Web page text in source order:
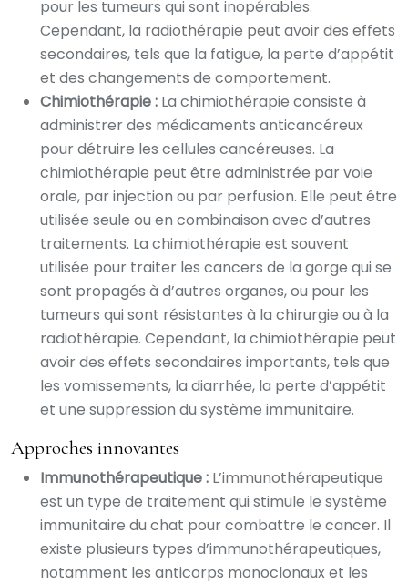
pour les tumeurs qui sont inopérables.
Cependant, la radiothérapie peut avoir des effets
secondaires, tels que la fatigue, la perte d’appétit
et des changements de comportement.
Chimiothérapie : La chimiothérapie consiste à
administrer des médicaments anticancéreux
pour détruire les cellules cancéreuses. La
chimiothérapie peut être administrée par voie
orale, par injection ou par perfusion. Elle peut être
utilisée seule ou en combinaison avec d’autres
traitements. La chimiothérapie est souvent
utilisée pour traiter les cancers de la gorge qui se
sont propagés à d’autres organes, ou pour les
tumeurs qui sont résistantes à la chirurgie ou à la
radiothérapie. Cependant, la chimiothérapie peut
avoir des effets secondaires importants, tels que
les vomissements, la diarrhée, la perte d’appétit
et une suppression du système immunitaire.
Approches innovantes
Immunothérapeutique : L’immunothérapeutique
est un type de traitement qui stimule le système
immunitaire du chat pour combattre le cancer. Il
existe plusieurs types d’immunothérapeutiques,
notamment les anticorps monoclonaux et les